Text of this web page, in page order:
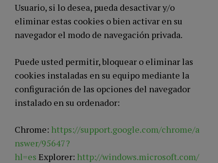
Usuario, si lo desea, pueda desactivar y/o
eliminar estas cookies o bien activar en su
navegador el modo de navegación privada.
Puede usted permitir, bloquear o eliminar las
cookies instaladas en su equipo mediante la
configuración de las opciones del navegador
instalado en su ordenador:
Chrome: https://support.google.com/chrome/a
nswer/95647?
hl=es Explorer: http://windows.microsoft.com/